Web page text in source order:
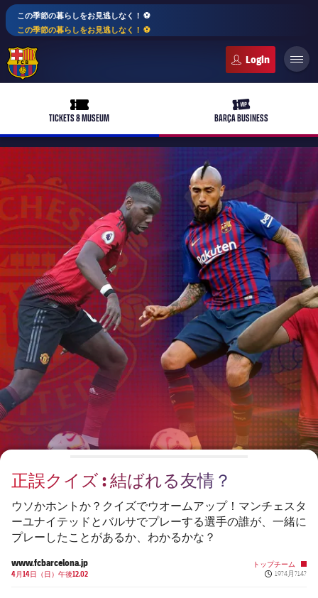
この季節の暮らしをお見逃しなく！ ⚽️
この季節の暮らしをお見逃しなく！ ⚽️
ticket-full
TICKETS & MUSEUM
ticket-vip
BARÇA BUSINESS
plusicon
label.aria.plus
バルサアカデミー
plusicon
label.aria.plus
10年毎
会長
レジェンド
監督
plusicon
label.aria.plus
プレスパス
Facilities
PLUSICON
LABEL.ARIA.PLUS
トップチーム
女子サッカー
plusicon
label.aria.plus
スケジュール
チケット
結果
バルサAtlètic
plusicon
label.aria.plus
スケジュール
チケット
順位表
PLUSICON
LABEL.ARIA.PLUS
トップチーム
plusicon
label.aria.plus
チケット
結果
順位表
PLUSICON
LABEL.ARIA.PLUS
トップチーム
スケジュール
チケット
結果
PLUSICON
LABEL.ARIA.PLUS
トップチーム
plusicon
label.aria.plus
スケジュール
PLUSICON
LABEL.ARIA.PLUS
正誤クイズ : 結ばれる友情？
ウソかホントか？クイズでウオームアップ！マンチェスタ
ーユナイテッドとバルサでプレーする選手の誰が、一緒に
プレーしたことがあるか、わかるかな？
www.fcbarcelona.jp
4月14日（日）午後12.02
トップチーム
Published
19?4月?14?